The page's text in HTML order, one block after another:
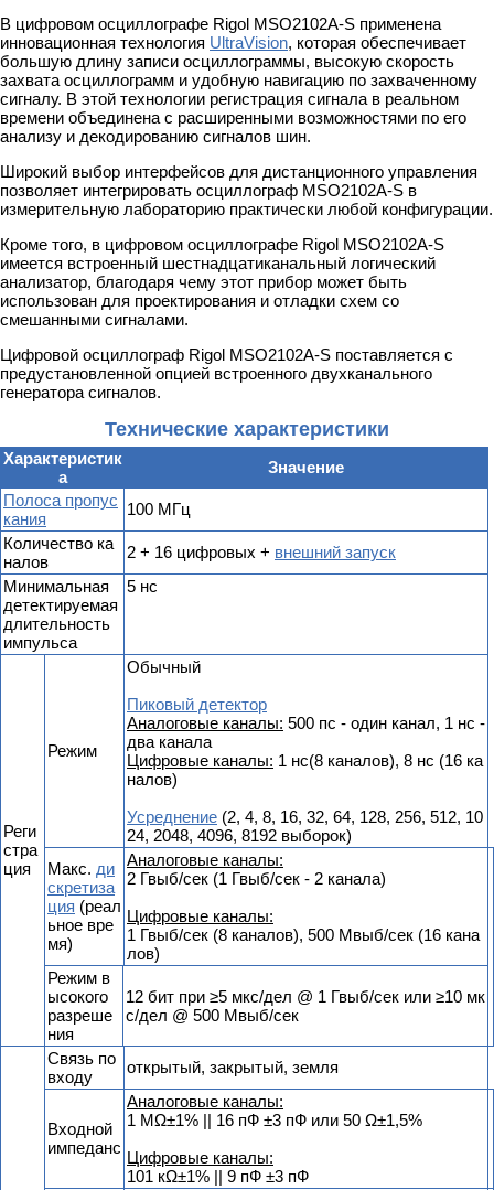
В цифровом осциллографе Rigol MSO2102A-S применена
инновационная технология UltraVision, которая обеспечивает
большую длину записи осциллограммы, высокую скорость
захвата осциллограмм и удобную навигацию по захваченному
сигналу. В этой технологии регистрация сигнала в реальном
времени объединена с расширенными возможностями по его
анализу и декодированию сигналов шин.
Широкий выбор интерфейсов для дистанционного управления
позволяет интегрировать осциллограф MSO2102A-S в
измерительную лабораторию практически любой конфигурации.
Кроме того, в цифровом осциллографе Rigol MSO2102A-S
имеется встроенный шестнадцатиканальный логический
анализатор, благодаря чему этот прибор может быть
использован для проектирования и отладки схем со
смешанными сигналами.
Цифровой осциллограф Rigol MSO2102A-S поставляется с
предустановленной опцией встроенного двухканального
генератора сигналов.
Технические характеристики
Характеристик
а
Значение
Полоса пропус
кания
100 MГц
Количество ка
налов
2 + 16 цифровых + внешний запуск
Минимальная
детектируемая
длительность
импульса
5 нс
Реги
стра
ция
Режим
Обычный
Пиковый детектор
Аналоговые каналы: 500 пс - один канал, 1 нс -
два канала
Цифровые каналы: 1 нс(8 каналов), 8 нс (16 ка
налов)
Усреднение (2, 4, 8, 16, 32, 64, 128, 256, 512, 10
24, 2048, 4096, 8192 выборок)
Макс. ди
скретиза
ция (реал
ьное вре
мя)
Аналоговые каналы:
2 Гвыб/сек (1 Гвыб/сек - 2 канала)
Цифровые каналы:
1 Гвыб/сек (8 каналов), 500 Мвыб/сек (16 кана
лов)
Режим в
ысокого
разреше
ния
12 бит при ≥5 мкс/дел @ 1 Гвыб/сек или ≥10 мк
с/дел @ 500 Мвыб/сек
Связь по
входу
открытый, закрытый, земля
Входной
импеданс
Аналоговые каналы:
1 MΩ±1% || 16 пФ ±3 пФ или 50 Ω±1,5%
Цифровые каналы:
101 кΩ±1% || 9 пФ ±3 пФ